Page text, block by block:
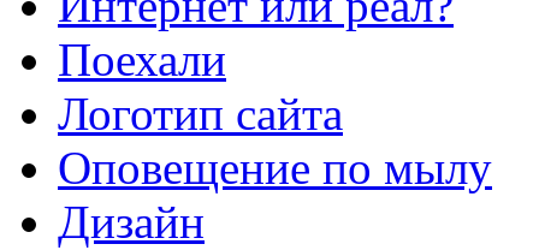
Поехали
Логотип сайта
Оповещение по мылу
Дизайн